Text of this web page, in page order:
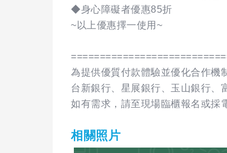
◆身心障礙者優惠85折
~以上優惠擇一使用~
為提供優質付款體驗並優化合作機
台新銀行、星展銀行、玉山銀行、
如有需求，請至現場臨櫃報名或
相關照片